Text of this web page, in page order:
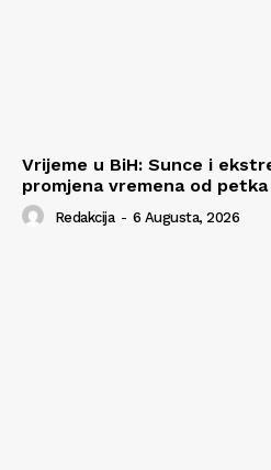
Vrijeme u BiH: Sunce i
promjena vremena od petka
Redakcija - 6 Augusta, 2026